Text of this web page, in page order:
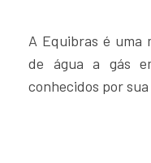
A Equibras é uma
de água a gás
conhecidos por